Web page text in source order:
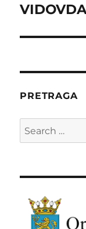
post:
PRETRAGA
Search
for: